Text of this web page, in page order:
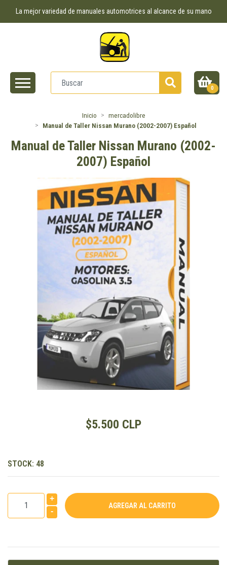
La mejor variedad de manuales automotrices al alcance de su mano
0
Inicio
mercadolibre
Manual de Taller Nissan Murano (2002-2007) Español
Manual de Taller Nissan Murano (2002-
2007) Español
$5.500 CLP
STOCK: 48
+
-